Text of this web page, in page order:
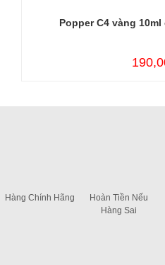
Popper C4 vàng
Hàng Chính Hãng
Hoàn Tiền Nếu
Hàng Sai